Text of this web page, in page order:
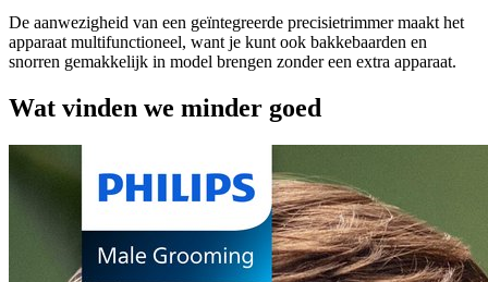
De aanwezigheid van een geïntegreerde precisietrimmer maakt het
apparaat multifunctioneel, want je kunt ook bakkebaarden en
snorren gemakkelijk in model brengen zonder een extra apparaat.
Wat vinden we minder goed